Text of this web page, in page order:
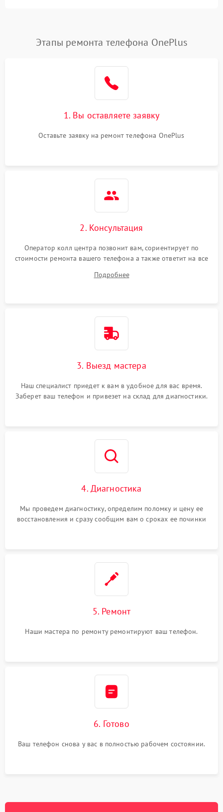
Не работает Face ID 4000 ₽ Подробнее →
Этапы ремонта телефона OnePlus
1. Вы оставляете заявку
Оставьте заявку на ремонт телефона OnePlus
2. Консультация
Оператор колл центра позвонит вам, сориентирует по
стоимости ремонта вашего телефона а также ответит на все
Подробнее
3. Выезд мастера
Наш специалист приедет к вам в удобное для вас время.
Заберет ваш телефон и привезет на склад для диагностики.
4. Диагностика
Мы проведем диагностику, определим поломку и цену ее
восстановления и сразу сообщим вам о сроках ее починки
5. Ремонт
Наши мастера по ремонту ремонтируют ваш телефон.
6. Готово
Ваш телефон снова у вас в полностью рабочем состоянии.